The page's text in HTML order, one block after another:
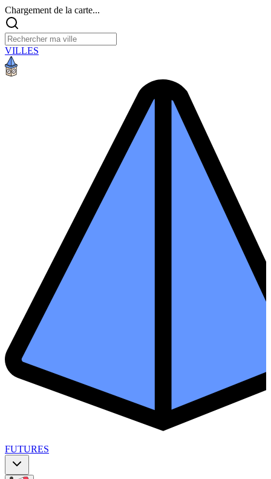
Chargement de la carte...
VILLES
FUTURES